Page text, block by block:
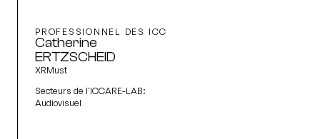
PROFESSIONNEL DES ICC
Catherine
ERTZSCHEID
XRMust
Secteurs de l'ICCARE-LAB:
Audiovisuel